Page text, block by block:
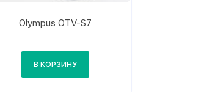
Olympus OTV-S7
В КОРЗИНУ